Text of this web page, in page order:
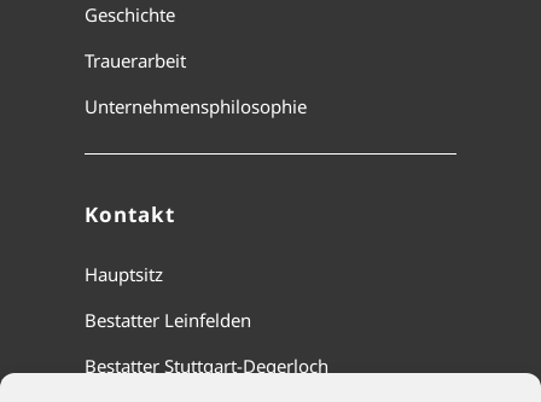
Geschichte
Trauerarbeit
Unternehmensphilosophie
Kontakt
Hauptsitz
Bestatter Leinfelden
Bestatter Stuttgart-Degerloch